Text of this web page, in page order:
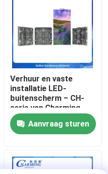
Verhuur en vaste
installatie LED-
buitenscherm – CH-
serie van Charming
p3.91 IP65
Aanvraag sturen